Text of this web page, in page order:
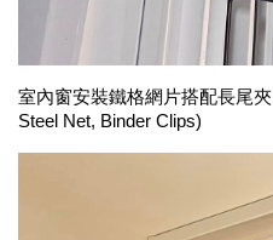
室內窗安裝鐵格網片搭配長尾夾
Steel Net, Binder Clips)